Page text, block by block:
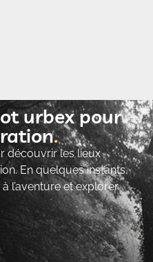
urbex pour
découvrir les lieux
En quelques instants,
l’aventure et explorer